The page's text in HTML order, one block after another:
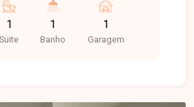
oferecendo conforto e
a família. A sala em dois
a um charmoso jardim de
1
Suite
1
Banho
1
Garagem